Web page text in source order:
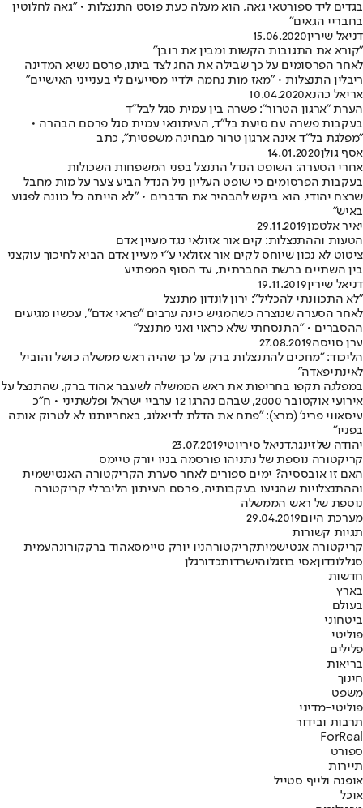
בגדים ליד ספורטאי גאה, הוא מעלה כעת פוסט התנצלות • "גאה לחלוטין
בחבריי הגאים"
דניאל שירין15.06.2020
"קורא את התגובות הקשות ומבין את רובן"
לאחר הפרסומים על כך שבילה את החג לצד ביתו, פרסם נשיא המדינה
ריבלין התנצלות • "מאז מות נחמה ילדיי מסייעים לי בענייני האישיים"
אריאל כהנא10.04.2020
הערת "ארגון הטרור": פשרה בין עמית סגל לבל"ד
בעקבות פשרה עם סיעת בל"ד, העיתונאי עמית סגל פרסם הבהרה •
"מפלגת בל"ד אינה ארגון טרור מבחינה משפטית", כתב
אסף גולן14.01.2020
אחרי הסערה: השופט הנדל התנצל בפני המשפחות השכולות
בעקבות הפרסומים כי שופט העליון ניל הנדל הביע צער על מות מחבל
שרצח יהודי, הוא ביקש להבהיר את הדברים • "לא הייתה כל כוונה לפגוע
באיש"
יאיר אלטמן29.11.2019
הטעות וההתנצלות: קים אור אזולאי נגד מעיין אדם
ציטוט לא נכון שיוחס לקים אור אזולאי ע"י מעיין אדם הביא לחיכוך עוקצני
בין השתיים ברשת החברתית, עד הסוף המפתיע
דניאל שירין19.11.2019
"לא התכוונתי להכליל": ירון לונדון מתנצל
לאחר הסערה שנוצרה כשהמגיש כינה ערבים "פראי אדם", עכשיו מגיעים
ההסברים • "התנסחתי שלא כראוי ואני מתנצל"
ערן סויסה27.08.2019
הליכוד: "מחכים להתנצלות ברק על כך שהיה ראש ממשלה כושל והוביל
לאינתיפאדה"
במפלגה תקפו בחריפות את ראש הממשלה לשעבר אהוד ברק, שהתנצל על
אירועי אוקטובר 2000, שבהם נהרגו 12 ערביי ישראל ופלשתיני • ח"כ
עיסאווי פריג' (מרצ): "פתח את הדלת לדיאלוג, באחריותנו לא לטרוק אותה
בפניו"
יהודה שלזינגר,דניאל סיריוטי23.07.2019
קריקטורה נוספת של נתניהו פורסמה בניו יורק טיימס
האם זו אובססיה? ימים ספורים לאחר סערת הקריקטורה האנטישמית
וההתנצלויות שהגיעו בעקבותיה, פרסם העיתון הליברלי קריקטורה
נוספת של ראש הממשלה
מערכת היום29.04.2019
תגיות קשורות
קריקטורה אנטישמיתקריקטורהניו יורק טיימסאהוד ברקקורונהעמית
סגללונדוןאסי בוזגלוהישרדותכדורגלן
חדשות
בארץ
בעולם
ביטחוני
פוליטי
פלילים
בריאות
חינוך
משפט
פוליטי-מדיני
תרבות ובידור
ForReal
ספורט
תיירות
אופנה ולייף סטייל
אוכל